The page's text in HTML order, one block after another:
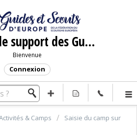
Portail de support des Guides et Scouts d'Europe
Bienvenue
Connexion
& Camps
Saisie du camp sur